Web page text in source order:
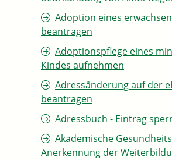
Adoption eines
beantragen
Adoptionspflege eines
Kindes aufnehmen
Adressänderung auf der
beantragen
Adressbuch - Eintrag
Akademische
Anerkennung der